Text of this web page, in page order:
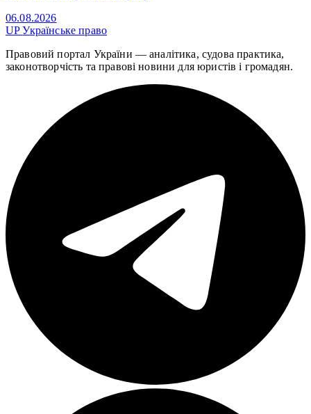
06.08.2026
UPУкраїнське право
Правовий портал України — аналітика, судова практика,
законотворчість та правові новини для юристів і громадян.